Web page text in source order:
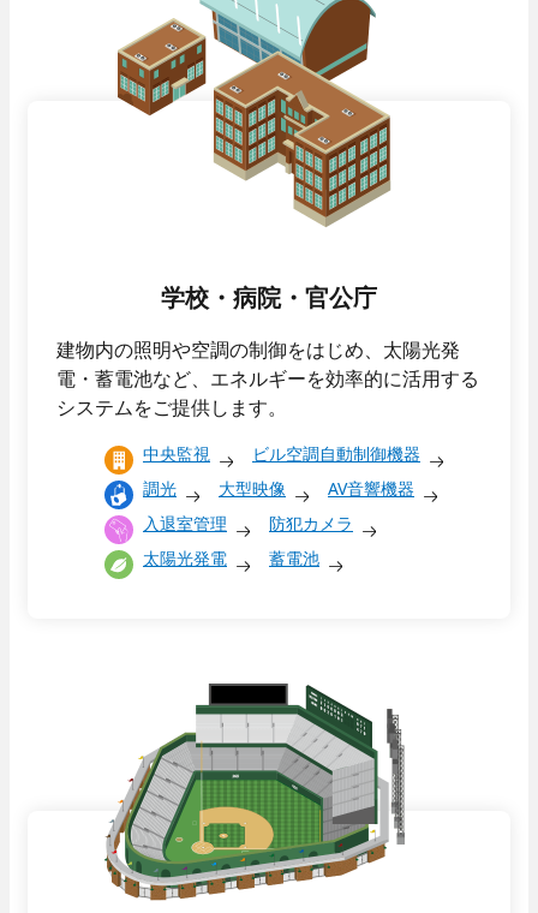
学校・病院・官公庁
建物内の照明や空調の制御をはじめ、太陽光発
電・蓄電池など、エネルギーを効率的に活用する
システムをご提供します。
中央監視
ビル空調自動制御機器
調光
大型映像
AV音響機器
入退室管理
防犯カメラ
太陽光発電
蓄電池
- キャリア採用
- 採用Q＆A
オフィスビル・工場
商業施設
ニュース協力会社の皆様へお問い合わせ
当社のビジネス
技術教育センター
募集要項
新卒採用